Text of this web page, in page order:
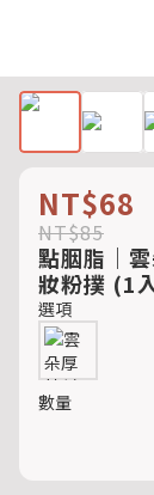
NT$68
NT$85
點胭脂｜
妝粉撲 (1
選項
數量